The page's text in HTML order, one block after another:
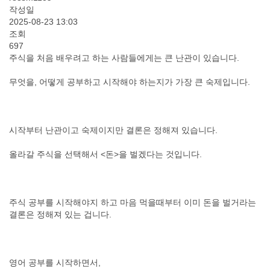
작성일
2025-08-23 13:03
조회
697
주식을 처음 배우려고 하는 사람들에게는 큰 난관이 있습니다.
무엇을, 어떻게 공부하고 시작해야 하는지가 가장 큰 숙제입니다.
시작부터 난관이고 숙제이지만 결론은 정해져 있습니다.
올라갈 주식을 선택해서 <돈>을 벌겠다는 것입니다.
주식 공부를 시작해야지 하고 마음 먹을때부터 이미 돈을 벌거라는
결론은 정해져 있는 겁니다.
영어 공부를 시작하면서,